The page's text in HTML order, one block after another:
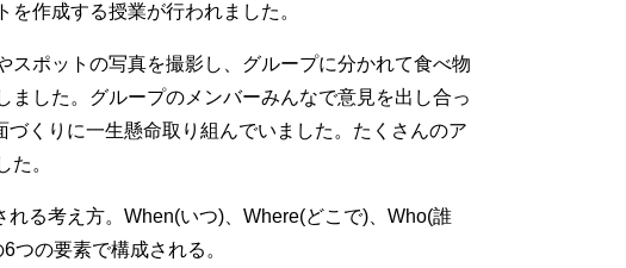
作成する授業が行われました。
スポットの写真を撮影し、グループに分かれて食べ物
した。グループのメンバーみんなで意見を出し合っ
くりに一生懸命取り組んでいました。たくさんのア
た。
る考え方。When(いつ)、Where(どこで)、Who(誰
つの要素で構成される。